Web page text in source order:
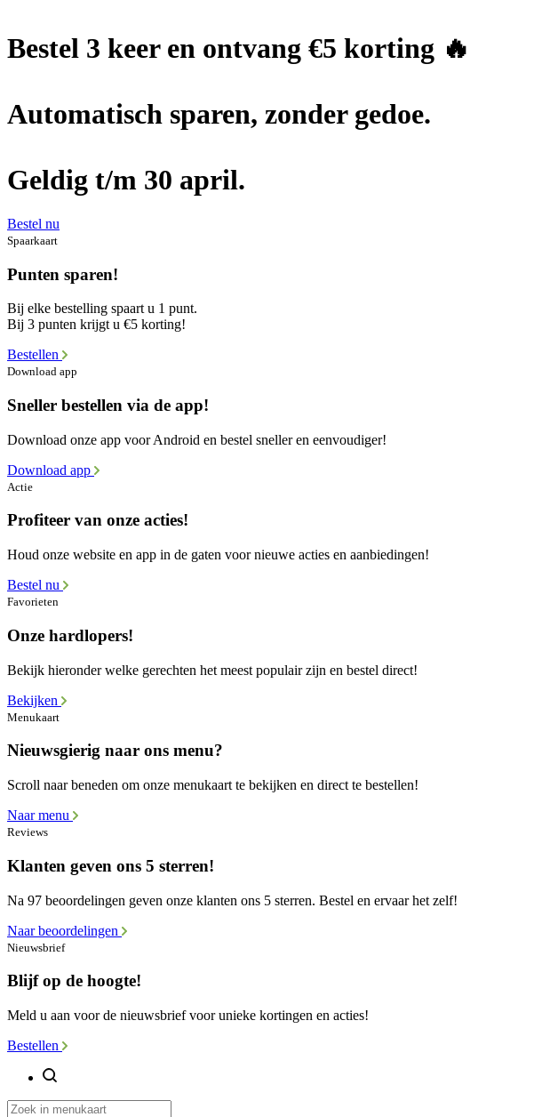
Bestel 3 keer en ontvang €5 korting 🔥
Automatisch sparen, zonder gedoe.
Geldig t/m 30 april.
Bestel nu
Spaarkaart
Punten sparen!
Bij elke bestelling spaart u 1 punt.
Bij 3 punten krijgt u €5 korting!
Bestellen
Download app
Sneller bestellen via de app!
Download onze app voor Android en bestel sneller en eenvoudiger!
Download app
Actie
Profiteer van onze acties!
Houd onze website en app in de gaten voor nieuwe acties en aanbiedingen!
Bestel nu
Favorieten
Onze hardlopers!
Bekijk hieronder welke gerechten het meest populair zijn en bestel direct!
Bekijken
Menukaart
Nieuwsgierig naar ons menu?
Scroll naar beneden om onze menukaart te bekijken en direct te bestellen!
Naar menu
Reviews
Klanten geven ons 5 sterren!
Na 97 beoordelingen geven onze klanten ons 5 sterren. Bestel en ervaar het zelf!
Naar beoordelingen
Nieuwsbrief
Blijf op de hoogte!
Meld u aan voor de nieuwsbrief voor unieke kortingen en acties!
Bestellen